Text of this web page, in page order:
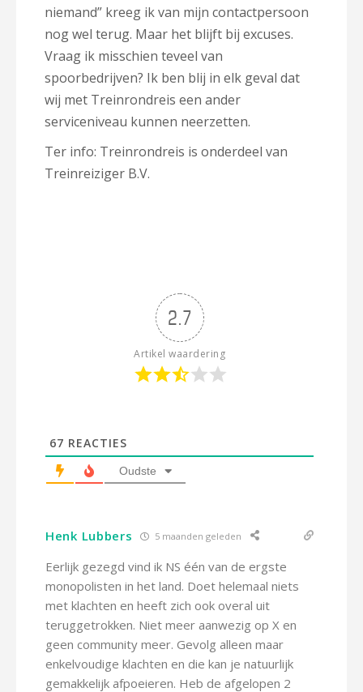
niemand” kreeg ik van mijn contactpersoon
nog wel terug. Maar het blijft bij excuses.
Vraag ik misschien teveel van
spoorbedrijven? Ik ben blij in elk geval dat
wij met Treinrondreis een ander
serviceniveau kunnen neerzetten.
Ter info: Treinrondreis is onderdeel van
Treinreiziger B.V.
2.7
Artikel waardering
67 REACTIES
Oudste
Henk Lubbers 5 maanden geleden
Eerlijk gezegd vind ik NS één van de ergste
monopolisten in het land. Doet helemaal niets
met klachten en heeft zich ook overal uit
teruggetrokken. Niet meer aanwezig op X en
geen community meer. Gevolg alleen maar
enkelvoudige klachten en die kan je natuurlijk
gemakkelijk afpoeieren. Heb de afgelopen 2